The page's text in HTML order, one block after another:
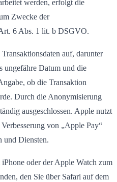
werden, erfolgt die
Zwecke der
6 Abs. 1 lit. b DSGVO.
auf, darunter
ungefähre Datum und die
ob die Transaktion
Durch die Anonymisierung
ausgeschlossen. Apple nutzt
von „Apple Pay“
und Diensten.
oder der Apple Watch zum
den Sie über Safari auf dem